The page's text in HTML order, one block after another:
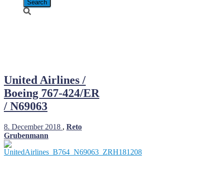
United Airlines /
Boeing 767-424/ER
/ N69063
8. December 2018 , Reto
Grubenmann